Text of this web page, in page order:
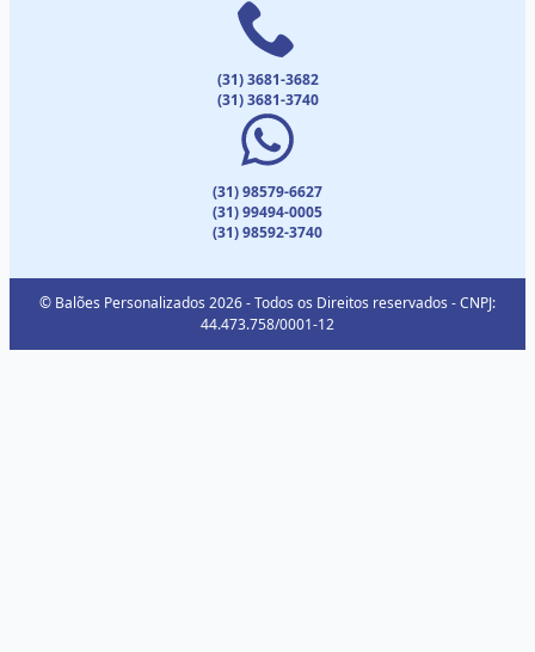
(31) 3681-3682
(31) 3681-3740
(31) 98579-6627
(31) 99494-0005
(31) 98592-3740
© Balões Personalizados 2026 - Todos os Direitos reservados - CNPJ:
44.473.758/0001-12